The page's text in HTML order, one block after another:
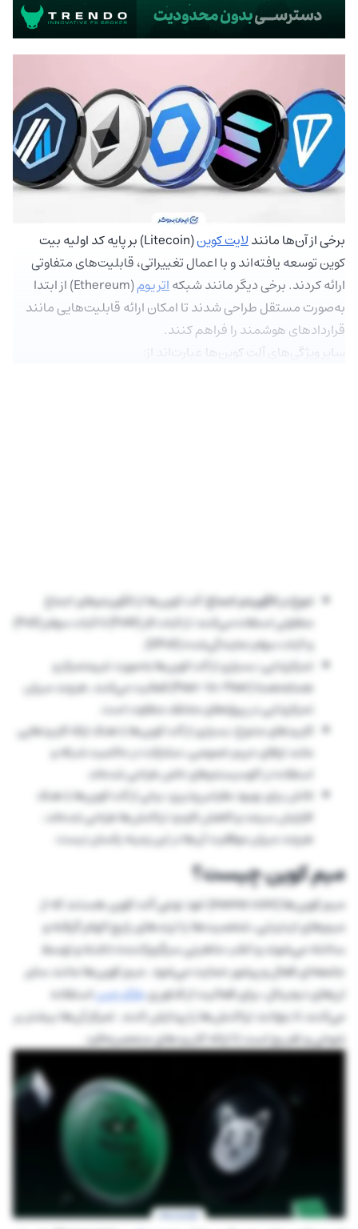
برخی از آن‌ها مانندلایت کوین
(Litecoin) بر پایه کد اولیه بیت
کوین توسعه یافته‌اند و با اعمال تغییراتی، قابلیت‌های متفاوتی
ارائه کردند. برخی دیگر مانند شبکهاتریوم
(Ethereum) از ابتدا
به‌صورت مستقل طراحی شدند تا امکان ارائه قابلیت‌هایی مانند
قراردادهای هوشمند را فراهم کنند.
سایر ویژگی‌های آلت کوین‌ها عبارت‌اند از:
تنوع در الگوریتم اجماع:آلت کوین‌ها از الگوریتم‌های اجماع
متفاوتی استفاده می‌کنند؛ از اثبات کار (PoW) تا اثبات سهام (PoS)
و اثبات سهام نمایندگی‌شده (DPoS).
تمرکززدایی: بسیاری از آلت کوین‌ها به‌صورت غیرمتمرکز و
همتابه‌همتا (Peer-to-Peer) فعالیت می‌کنند، هرچند میزان
تمرکززدایی در پروژه‌های مختلف متفاوت است.
کاربردهای متنوع: بسیاری از آلت کوین‌ها با هدف ارائه کاربردهایی
مانند ارتقای حریم خصوصی، مشارکت در حاکمیت شبکه و
استفاده در اکوسیستم‌های خاص طراحی شده‌اند.
تلاش برای بهبود مقیاس‌پذیری: برخی از آلت کوین‌ها با هدف
افزایش سرعت و کاهش کارمزد تراکنش‌ها طراحی شده‌اند،
هرچند میزان موفقیت آن‌ها در این زمینه یکسان نیست.
میم کوین چیست؟
میم کوین‌ها (meme coin) خود نوعی آلت کوین هستند که از
میم‌های اینترنتی، شخصیت‌ها یا ترندهای رایج الهام گرفته و
ساخته می‌شوند و اغلب ماهیتی سرگرم‌کننده داشته و توسط
جامعه‌ای فعال و پرشور حمایت می‌شود. میم کوین‌ها مانند سایر
ارزهای دیجیتال، برای فعالیت از فناوریبلاک چیناستفاده
می‌کنند تا بتوانند تراکنش‌ها را پردازش کنند. تمرکز آن‌ها بیشتر بر
شوخی و تفریح است تا ارائه کاربردهای منحصربه‌فرد.